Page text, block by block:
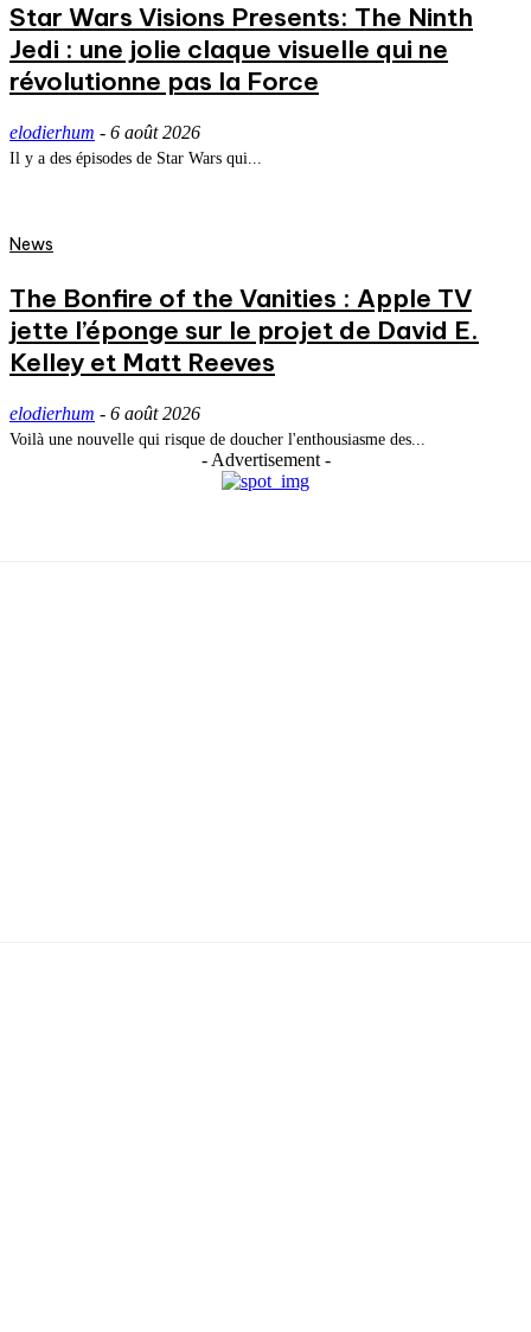
Star Wars Visions Presents: The Ninth
Jedi : une jolie claque visuelle qui ne
révolutionne pas la Force
elodierhum - 6 août 2026
Il y a des épisodes de Star Wars qui...
News
The Bonfire of the Vanities : Apple TV
jette l’éponge sur le projet de David E.
Kelley et Matt Reeves
elodierhum - 6 août 2026
Voilà une nouvelle qui risque de doucher l'enthousiasme des...
- Advertisement -